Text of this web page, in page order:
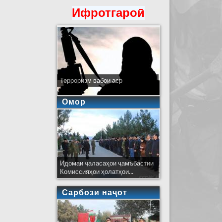
Ифротгароӣ
Терроризм вабои аср
Омор
Идомаи ҷаласаҳои ҷамъбастии
Комиссияҳои ҳолатҳои...
Сарбози наҷот